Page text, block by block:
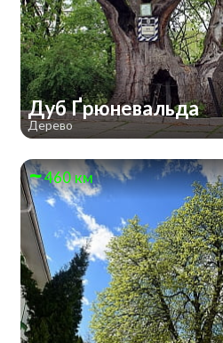
Дуб Ґрюневальда
Дерево
460 км